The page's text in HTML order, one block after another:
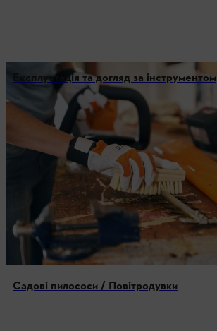
Експлуатація та догляд за інструментом
Садові пилососи / Повітродувки